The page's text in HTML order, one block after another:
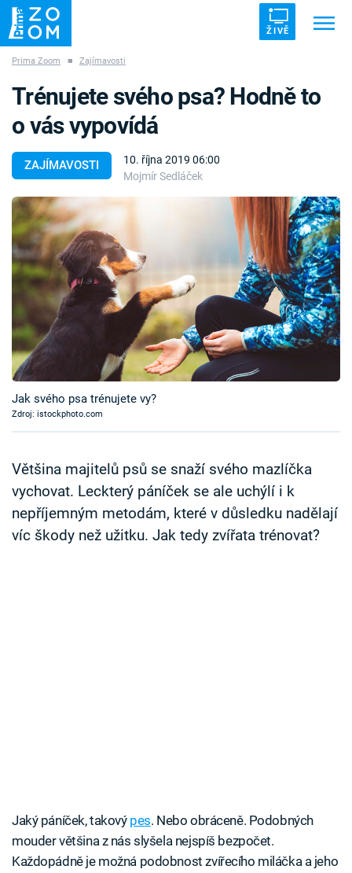
ŽIVĚ
ZÁHADY VETŘELCI DÁVNOVĚKU
Témata
Témata
Pořady
TV Program
Časopis
Sledujte prima+
Sledujte nás
Prima Zoom ■ Zajímavosti
ZAJÍMAVOSTI
10. října 2019 06:00
Mojmír Sedláček
Trénujete svého psa? Hodně to
o vás vypovídá
Jak svého psa trénujete vy?
Zdroj: istockphoto.com
Většina majitelů psů se snaží svého mazlíčka
vychovat. Leckterý páníček se ale uchýlí i k
nepříjemným metodám, které v důsledku nadělají
víc škody než užitku. Jak tedy zvířata trénovat?
Jaký páníček, takový pes. Nebo obráceně. Podobných
mouder většina z nás slyšela nejspíš bezpočet.
Každopádně je možná podobnost zvířecího miláčka a jeho